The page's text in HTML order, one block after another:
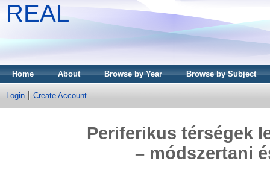
REAL
Home About Browse by Year Browse by Subject
Login Create Account
Periferikus térségek
– módszertani